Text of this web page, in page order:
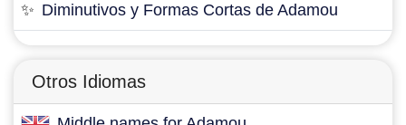
✨ Diminutivos y Formas Cortas de Adamou
Otros Idiomas